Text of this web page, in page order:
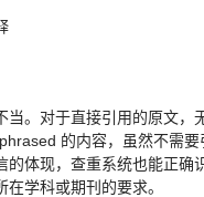
。对于直接引用的原文
的内容，虽然不需
体现，查重系统也能正
学科或期刊的要求。